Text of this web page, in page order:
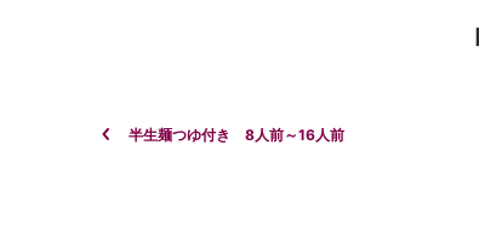
半生麺つゆ付き 8人前～16人前